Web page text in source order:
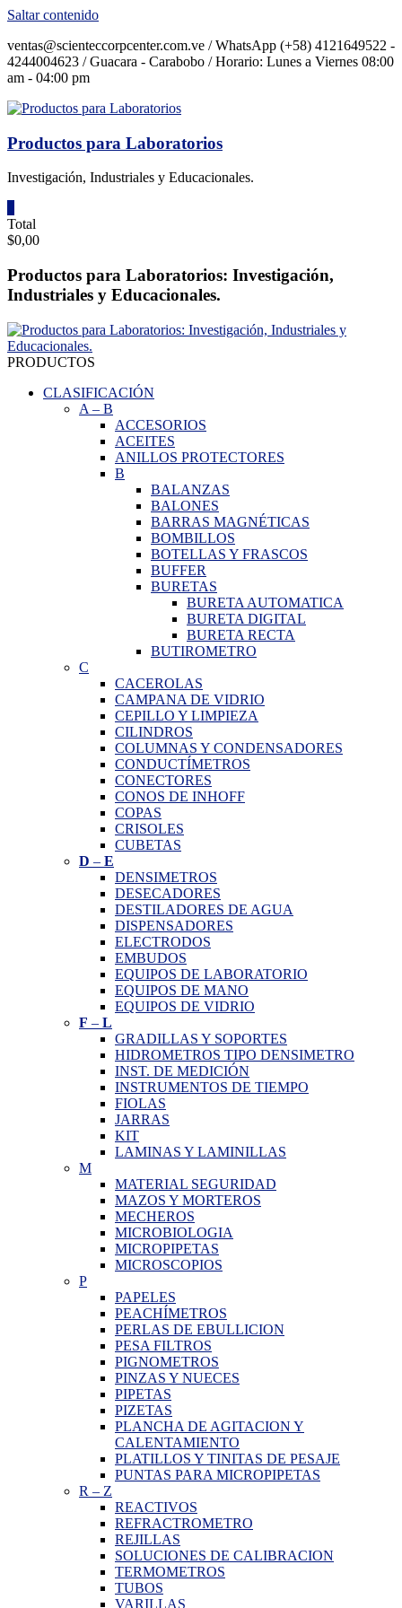
Saltar contenido
ventas@scienteccorpcenter.com.ve / WhatsApp (+58) 4121649522 -
4244004623 / Guacara - Carabobo / Horario: Lunes a Viernes 08:00
am - 04:00 pm
Productos para Laboratorios
Investigación, Industriales y Educacionales.
Total
$0,00
Productos para Laboratorios: Investigación,
Industriales y Educacionales.
PRODUCTOS
CLASIFICACIÓN
A – B
ACCESORIOS
ACEITES
ANILLOS PROTECTORES
B
BALANZAS
BALONES
BARRAS MAGNÉTICAS
BOMBILLOS
BOTELLAS Y FRASCOS
BUFFER
BURETAS
BURETA AUTOMATICA
BURETA DIGITAL
BURETA RECTA
BUTIROMETRO
C
CACEROLAS
CAMPANA DE VIDRIO
CEPILLO Y LIMPIEZA
CILINDROS
COLUMNAS Y CONDENSADORES
CONDUCTÍMETROS
CONECTORES
CONOS DE INHOFF
COPAS
CRISOLES
CUBETAS
D – E
DENSIMETROS
DESECADORES
DESTILADORES DE AGUA
DISPENSADORES
ELECTRODOS
EMBUDOS
EQUIPOS DE LABORATORIO
EQUIPOS DE MANO
EQUIPOS DE VIDRIO
F – L
GRADILLAS Y SOPORTES
HIDROMETROS TIPO DENSIMETRO
INST. DE MEDICIÓN
INSTRUMENTOS DE TIEMPO
FIOLAS
JARRAS
KIT
LAMINAS Y LAMINILLAS
M
MATERIAL SEGURIDAD
MAZOS Y MORTEROS
MECHEROS
MICROBIOLOGIA
MICROPIPETAS
MICROSCOPIOS
P
PAPELES
PEACHÍMETROS
PERLAS DE EBULLICION
PESA FILTROS
PIGNOMETROS
PINZAS Y NUECES
PIPETAS
PIZETAS
PLANCHA DE AGITACION Y
CALENTAMIENTO
PLATILLOS Y TINITAS DE PESAJE
PUNTAS PARA MICROPIPETAS
R – Z
REACTIVOS
REFRACTROMETRO
REJILLAS
SOLUCIONES DE CALIBRACION
TERMOMETROS
TUBOS
VARILLAS